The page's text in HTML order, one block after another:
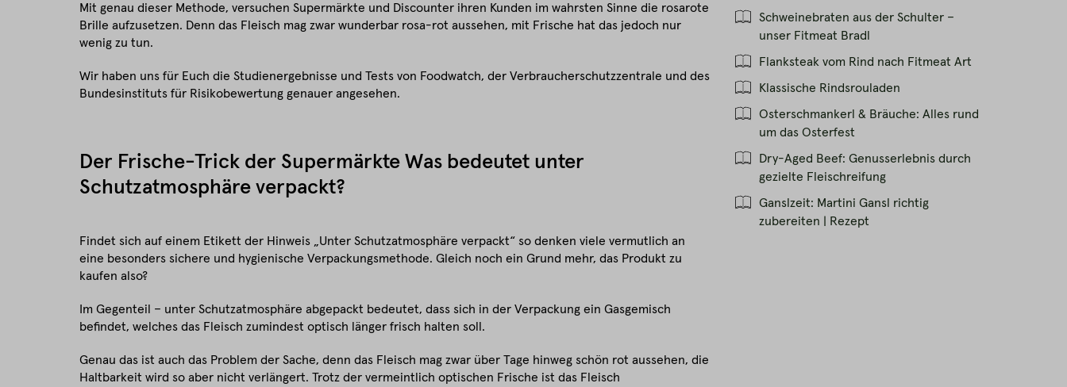
Schweinebraten aus der Schulter –
unser Fitmeat Bradl
Flanksteak vom Rind nach Fitmeat Art
Klassische Rindsrouladen
Osterschmankerl & Bräuche: Alles rund
um das Osterfest
Dry-Aged Beef: Genusserlebnis durch
gezielte Fleischreifung
Ganslzeit: Martini Gansl richtig
zubereiten | Rezept
Mit genau dieser Methode, versuchen Supermärkte und Discounter ihren Kunden im wahrsten Sinne die rosarote
Brille aufzusetzen. Denn das Fleisch mag zwar wunderbar rosa-rot aussehen, mit Frische hat das jedoch nur
wenig zu tun.
Wir haben uns für Euch die Studienergebnisse und Tests von Foodwatch, der Verbraucherschutzzentrale und des
Bundesinstituts für Risikobewertung genauer angesehen.
Der Frische-Trick der Supermärkte Was bedeutet unter
Schutzatmosphäre verpackt?
Findet sich auf einem Etikett der Hinweis „Unter Schutzatmosphäre verpackt“ so denken viele vermutlich an
eine besonders sichere und hygienische Verpackungsmethode. Gleich noch ein Grund mehr, das Produkt zu
kaufen also?
Im Gegenteil – unter Schutzatmosphäre abgepackt bedeutet, dass sich in der Verpackung ein Gasgemisch
befindet, welches das Fleisch zumindest optisch länger frisch halten soll.
Genau das ist auch das Problem der Sache, denn das Fleisch mag zwar über Tage hinweg schön rot aussehen, die
Haltbarkeit wird so aber nicht verlängert. Trotz der vermeintlich optischen Frische ist das Fleisch